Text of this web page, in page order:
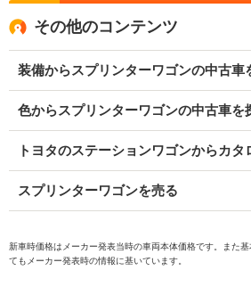
その他のコンテンツ
装備からスプリンターワゴンの中古車
色からスプリンターワゴンの中古車を
トヨタのステーションワゴンからカタ
スプリンターワゴンを売る
新車時価格はメーカー発表当時の車両本体価格です。また
てもメーカー発表時の情報に基いています。